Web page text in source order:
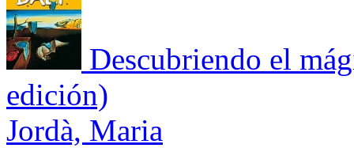
Descubriendo el
edición)
Jordà, Maria